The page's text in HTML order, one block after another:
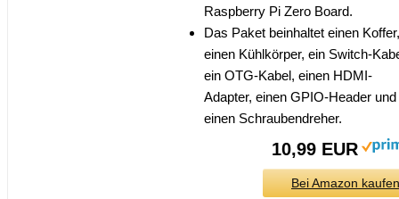
Raspberry Pi Zero Board.
Das Paket beinhaltet einen Koffer,
einen Kühlkörper, ein Switch-
ein OTG-Kabel, einen HDMI-
Adapter, einen GPIO-Header und
einen Schraubendreher.
10,99 EUR
Bei Amazon kaufen